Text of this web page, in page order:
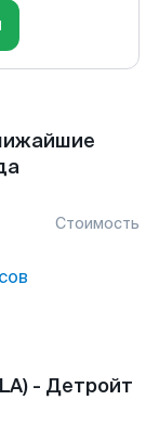
Стоимость
- Детройт